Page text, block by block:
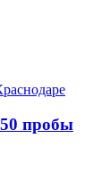
пробы